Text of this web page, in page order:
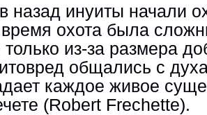
назад инуиты начали
время охота была
из-за размера
общались с
каждое живое
(Robert Frechette).